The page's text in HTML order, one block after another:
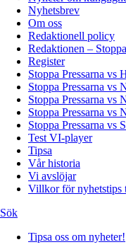
Nyhetsbrev
Om oss
Redaktionell policy
Redaktionen –
Register
Stoppa Pressarna vs
Stoppa Pressarna vs
Stoppa Pressarna vs
Stoppa Pressarna vs
Stoppa Pressarna vs
Test VI-player
Tipsa
Vår historia
Vi avslöjar
Villkor för nyhetstips
Sök
Tipsa oss om nyheter!